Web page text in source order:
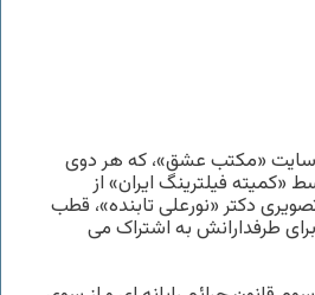
«مکتب عشق»، که هر دوی
فیلترینگ ایران» از
دکتر «نورعلی تابنده»، قطب
طرفدارانش به اشتراک می